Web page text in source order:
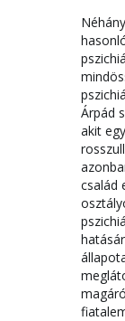
Árpád
akit
család